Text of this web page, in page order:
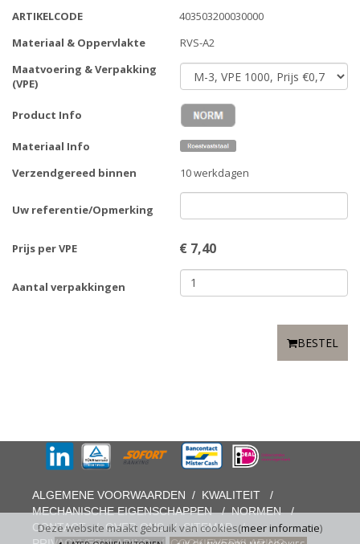
ARTIKELCODE
403503200030000
Materiaal & Oppervlakte
RVS-A2
Maatvoering & Verpakking
(VPE)
Product Info
Materiaal Info
Verzendgereed binnen
10 werkdagen
Uw referentie/Opmerking
Prijs per VPE € 7,40
Aantal verpakkingen
BESTEL
Deze website maakt gebruik van cookies(meer informatie)
ALGEMENE VOORWAARDEN / KWALITEIT
/
MECHANISCHE EIGENSCHAPPEN/NORMEN/
CONTACT/OVER ONS/SITEMAP/